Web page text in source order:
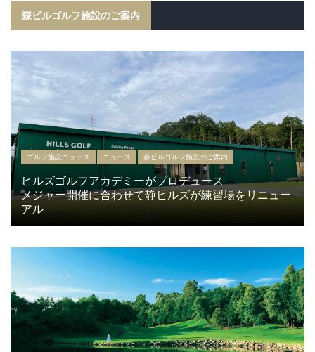
森ビルゴルフ施設のご案内
ゴルフ施設ニュース ニュース 森ビルゴルフ施設のご案内
ヒルズゴルフアカデミーがプロデュース
メジャー開催に合わせて静ヒルズが練習場をリニュー
アル